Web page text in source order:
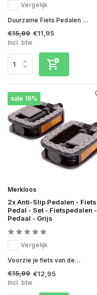
Vergelijk
Duurzame Fiets Pedalen ...
€15,99 €11,95
Incl. btw
sale 19%
Merkloos
2x Anti-Slip Pedalen - Fiets
Pedal - Set - Fietspedalen -
Pedaal - Grijs
Vergelijk
Voorzie je fiets van de...
€15,99 €12,95
Incl. btw